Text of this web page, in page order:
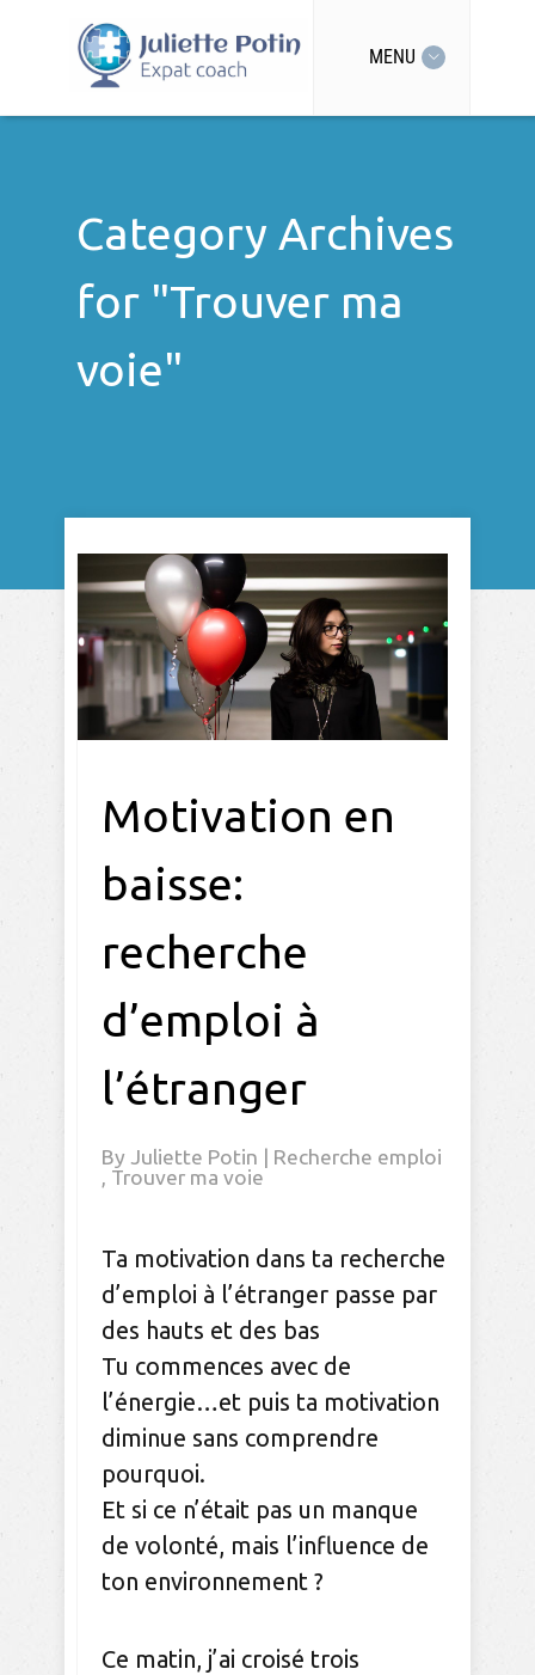
MENU
Category Archives
for "Trouver ma
voie"
Motivation en
baisse:
recherche
d’emploi à
l’étranger
By Juliette Potin
Recherche emploi
, Trouver ma voie
Ta motivation dans ta recherche
d’emploi à l’étranger passe par
des hauts et des bas
Tu commences avec de
l’énergie…et puis ta motivation
diminue sans comprendre
pourquoi.
Et si ce n’était pas un manque
de volonté, mais l’influence de
ton environnement ?
Ce matin, j’ai croisé trois